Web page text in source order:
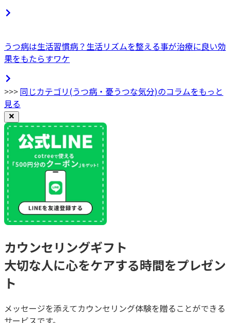
うつ病は生活習慣病？生活リズムを整える事が治療に良い効
果をもたらすワケ
>>> 同じカテゴリ(うつ病・憂うつな気分)のコラムをもっと
見る
カウンセリングギフト
大切な人に心をケアする時間をプレゼン
ト
メッセージを添えてカウンセリング体験を贈ることができる
サービスです。